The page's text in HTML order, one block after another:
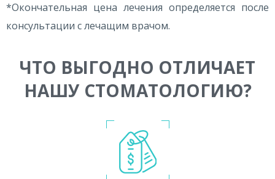
*Окончательная цена лечения определяется после
консультации с лечащим врачом.
ЧТО ВЫГОДНО ОТЛИЧАЕТ
НАШУ СТОМАТОЛОГИЮ?